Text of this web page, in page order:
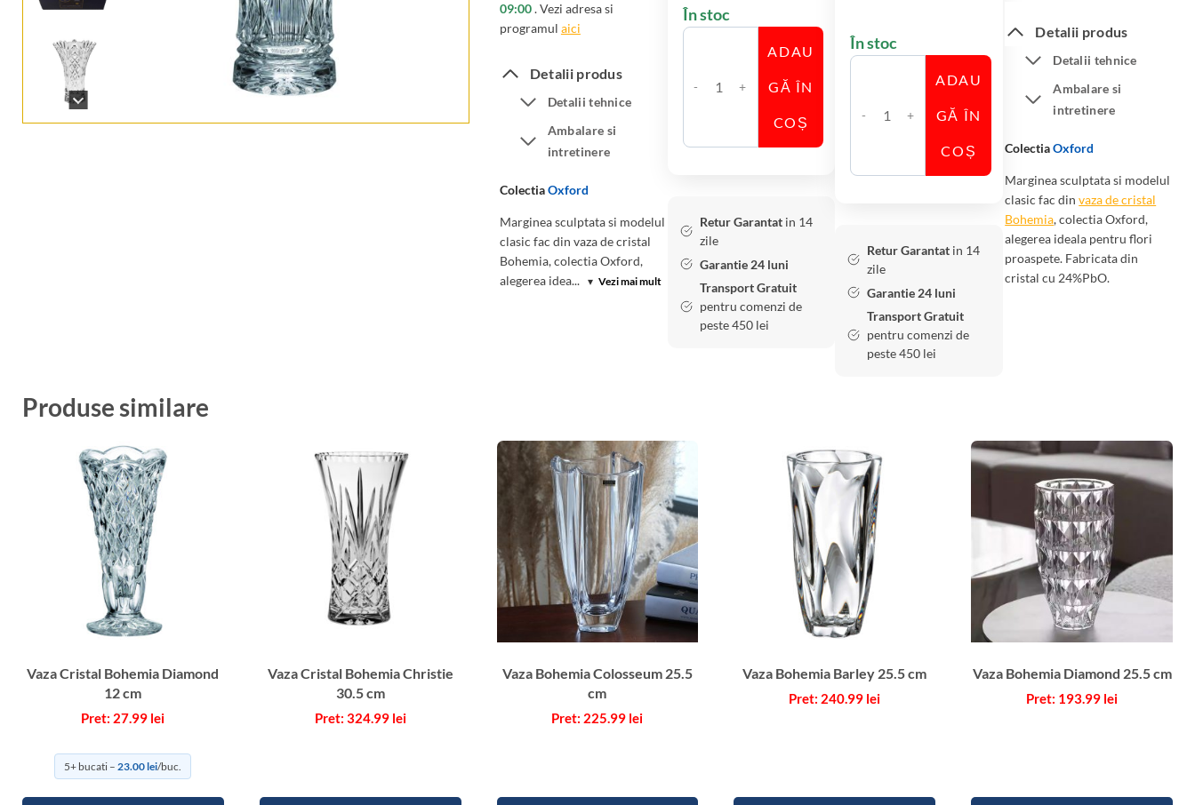
09:00. Vezi adresa si
programul aici
Detalii produs
Detalii tehnice
Ambalare si
intretinere
ColectiaOxford
Marginea sculptata si modelul
clasic fac din vaza de cristal
Bohemia, colectia Oxford,
alegerea idea...
▾ Vezi mai mult
În stoc
C
a
e
V
a
ADAU
GĂ ÎN
COȘ
Retur Garantatin 14
zile
Garantie 24 luni
Transport Gratuit
pentru comenzi de
peste 450 lei
În stoc
C
a
e
V
a
i
ADAU
GĂ ÎN
COȘ
Retur Garantat in 14
zile
Garantie 24 luni
Transport Gratuit
pentru comenzi de
peste 450 lei
Detalii produs
Detalii tehnice
Ambalare si
intretinere
ColectiaOxford
Marginea sculptata si modelul
clasic fac dinvaza de cristal
Bohemia, colectia Oxford,
alegerea ideala pentru flori
proaspete. Fabricata din
cristal cu 24%PbO.
Produse similare
Vaza Cristal Bohemia Diamond
12 cm
27.99 lei
5+ bucati – 23.00lei/buc.
Vaza Cristal Bohemia Christie
30.5 cm
324.99 lei
Vaza Bohemia Colosseum 25.5
cm
225.99 lei
Vaza Bohemia Barley 25.5 cm
240.99 lei
Vaza Bohemia Diamond 25.5 cm
193.99 lei